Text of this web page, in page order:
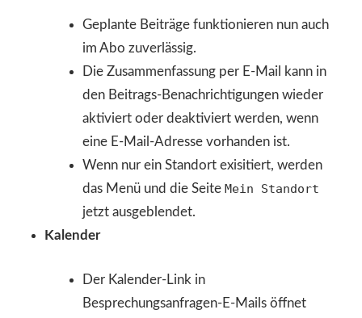
Geplante Beiträge funktionieren nun auch
im Abo zuverlässig.
Die Zusammenfassung per E-Mail kann in
den Beitrags-Benachrichtigungen wieder
aktiviert oder deaktiviert werden, wenn
eine E-Mail-Adresse vorhanden ist.
Wenn nur ein Standort exisitiert, werden
das Menü und die Seite Mein Standort
jetzt ausgeblendet.
Kalender
Der Kalender-Link in
Besprechungsanfragen-E-Mails öffnet